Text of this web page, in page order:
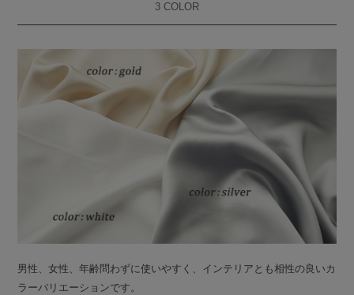
3 COLOR
男性、女性、年齢問わずに使いやすく、インテリアとも相性の良いカ
ラーバリエーションです。